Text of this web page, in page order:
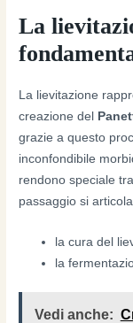
La
La lievitazione
creazione del
grazie a questo
inconfondibile
rendono speciale
passaggio si
la cura del
la
Vedi anche: